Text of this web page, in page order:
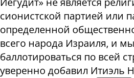
сионистской партией или
определенной
всего народа Израиля, и
баллотироваться по всей
уверенно добавил Итиэль